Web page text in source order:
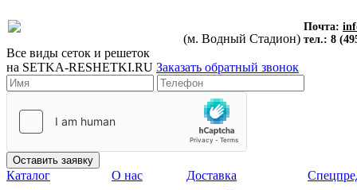
(м. Водный Стадион)
Почта:
тел.: 8
Все виды сеток и решеток
на SETKA-RESHETKI.RU Заказать обратный звонок
Каталог О нас Доставка